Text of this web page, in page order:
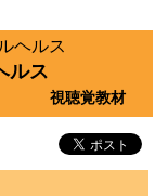
ヘルス
ルス
視聴覚教材